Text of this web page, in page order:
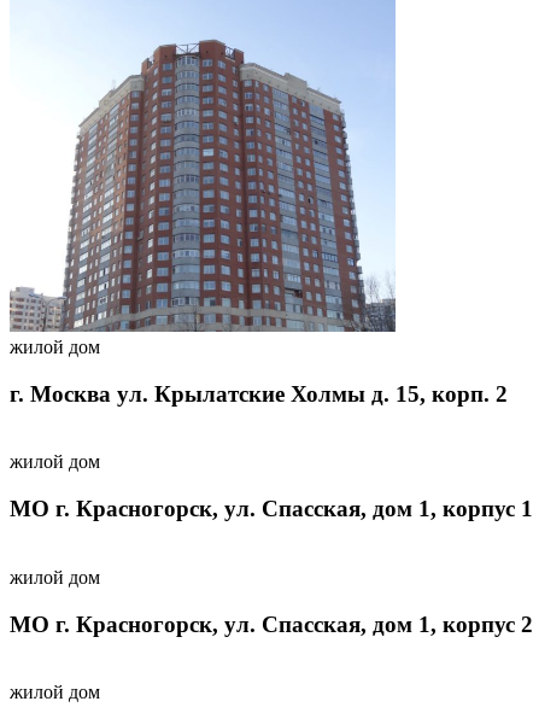
жилой дом
г. Москва ул. Крылатские Холмы д. 15, корп. 2
жилой дом
МО г. Красногорск, ул. Спасская, дом 1, корпус 1
жилой дом
МО г. Красногорск, ул. Спасская, дом 1, корпус 2
жилой дом